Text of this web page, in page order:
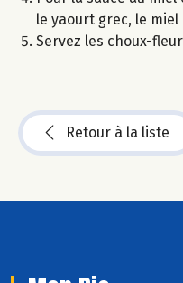
le yaourt grec, le
Servez les choux-
Retour à la liste